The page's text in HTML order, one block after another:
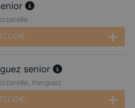
€
senior
merguez
€